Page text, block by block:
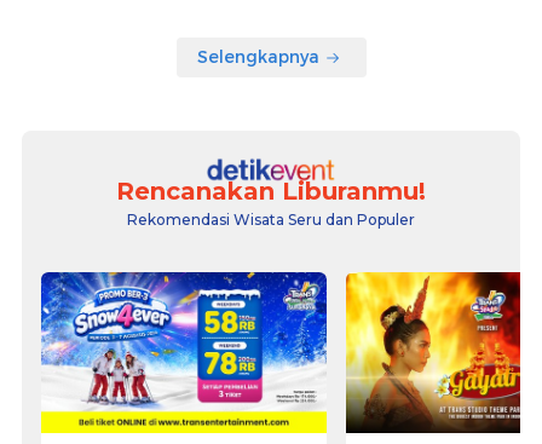
Selengkapnya
Rencanakan Liburanmu!
Rekomendasi Wisata Seru dan Populer